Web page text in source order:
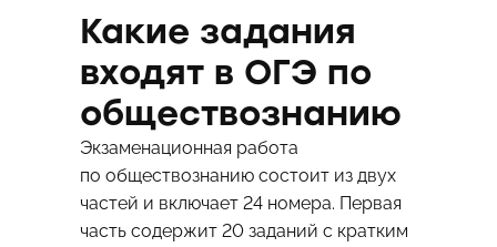
Какие задания
входят в ОГЭ по
обществознанию
Экзаменационная работа
по обществознанию состоит из двух
частей и включает 24 номера. Первая
часть содержит 20 заданий с кратким